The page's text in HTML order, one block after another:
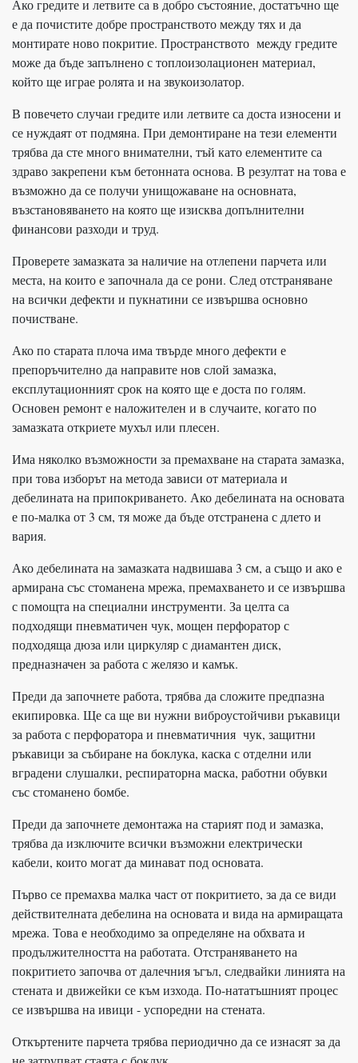
Ако гредите и летвите са в добро състояние, достатъчно ще
е да почистите добре пространството между тях и да
монтирате ново покритие. Пространството между гредите
може да бъде запълнено с топлоизолационен материал,
който ще играе ролята и на звукоизолатор.
В повечето случаи гредите или летвите са доста износени и
се нуждаят от подмяна. При демонтиране на тези елементи
трябва да сте много внимателни, тъй като елементите са
здраво закрепени към бетонната основа. В резултат на това е
възможно да се получи унищожаване на основната,
възстановяването на която ще изисква допълнителни
финансови разходи и труд.
Проверете замазката за наличие на отлепени парчета или
места, на които е започнала да се рони. След отстраняване
на всички дефекти и пукнатини се извършва основно
почистване.
Ако по старата плоча има твърде много дефекти е
препоръчително да направите нов слой замазка,
експлутационният срок на която ще е доста по голям.
Основен ремонт е наложителен и в случаите, когато по
замазката откриете мухъл или плесен.
Има няколко възможности за премахване на старата замазка,
при това изборът на метода зависи от материала и
дебелината на припокриването. Ако дебелината на основата
е по-малка от 3 см, тя може да бъде отстранена с длето и
вария.
Ако дебелината на замазката надвишава 3 см, а също и ако е
армирана със стоманена мрежа, премахването и се извършва
с помощта на специални инструменти. За целта са
подходящи пневматичен чук, мощен перфоратор с
подходяща дюза или циркуляр с диамантен диск,
предназначен за работа с желязо и камък.
Преди да започнете работа, трябва да сложите предпазна
екипировка. Ще са ще ви нужни виброустойчиви ръкавици
за работа с перфоратора и пневматичния чук, защитни
ръкавици за събиране на боклука, каска с отделни или
вградени слушалки, респираторна маска, работни обувки
със стоманено бомбе.
Преди да започнете демонтажа на старият под и замазка,
трябва да изключите всички възможни електрически
кабели, които могат да минават под основата.
Първо се премахва малка част от покритието, за да се види
действителната дебелина на основата и вида на армиращата
мрежа. Това е необходимо за определяне на обхвата и
продължителността на работата. Отстраняването на
покритието започва от далечния ъгъл, следвайки линията на
стената и движейки се към изхода. По-нататъшният процес
се извършва на ивици - успоредни на стената.
Откъртените парчета трябва периодично да се изнасят за да